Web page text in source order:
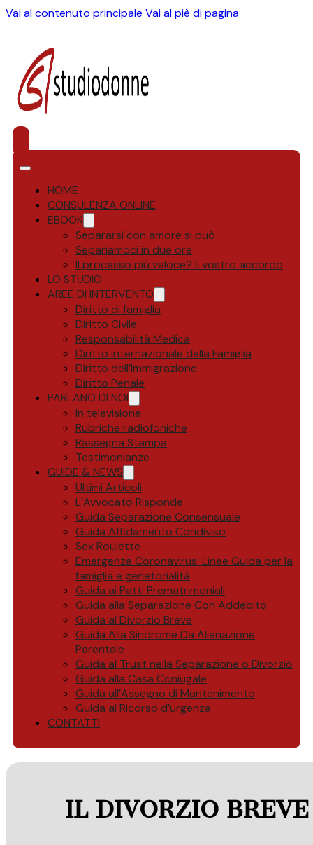
Vai al contenuto principale Vai al piè di pagina
HOME
CONSULENZA ONLINE
EBOOK
Separarsi con amore si può
Separiamoci in due ore
Il processo più veloce? Il vostro accordo
LO STUDIO
AREE DI INTERVENTO
Diritto di famiglia
Diritto Civile
Responsabilità Medica
Diritto Internazionale della Famiglia
Diritto dell’Immigrazione
Diritto Penale
PARLANO DI NOI
In televisione
Rubriche radiofoniche
Rassegna Stampa
Testimonianze
GUIDE & NEWS
Ultimi Articoli
L’Avvocato Risponde
Guida Separazione Consensuale
Guida Affidamento Condiviso
Sex Roulette
Emergenza Coronavirus: Linee Guida per la
famiglia e genetorialità
Guida ai Patti Prematrimoniali
Guida alla Separazione Con Addebito
Guida al Divorzio Breve
Guida Alla Sindrome Da Alienazione
Parentale
Guida al Trust nella Separazione o Divorzio
Guida alla Casa Coniugale
Guida all’Assegno di Mantenimento
Guida al Ricorso d’urgenza
CONTATTI
IL DIVORZIO